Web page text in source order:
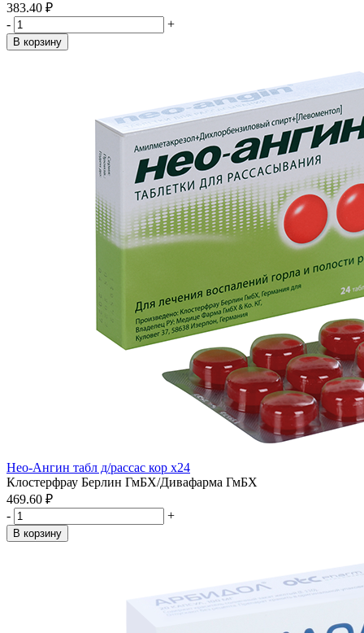
383.40 ₽
-
+
В корзину
Нео-Ангин табл д/рассас кор x24
Клостерфрау Берлин ГмБХ/Дивафарма ГмБХ
469.60 ₽
-
+
В корзину